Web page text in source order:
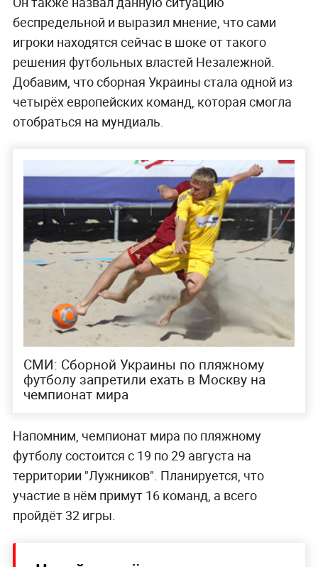
беспредельной и выразил мнение, что сами
игроки находятся сейчас в шоке от такого
решения футбольных властей Незалежной.
Добавим, что сборная Украины стала одной из
четырёх европейских команд, которая смогла
отобраться на мундиаль.
СМИ: Сборной Украины по пляжному
футболу запретили ехать в Москву на
чемпионат мира
Напомним, чемпионат мира по пляжному
футболу состоится с 19 по 29 августа на
территории "Лужников". Планируется, что
участие в нём примут 16 команд, а всего
пройдёт 32 игры.